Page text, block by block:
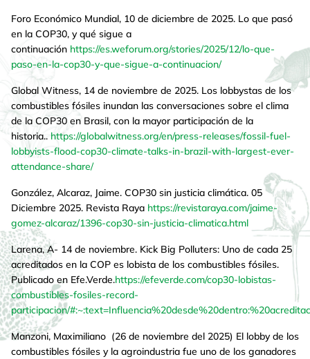
Foro Económico Mundial, 10 de diciembre de 2025. Lo que pasó
en la COP30, y qué sigue a
continuación https://es.weforum.org/stories/2025/12/lo-que-
paso-en-la-cop30-y-que-sigue-a-continuacion/
Global Witness, 14 de noviembre de 2025. Los lobbystas de los
combustibles fósiles inundan las conversaciones sobre el clima
de la COP30 en Brasil, con la mayor participación de la
historia.. https://globalwitness.org/en/press-releases/fossil-fuel-
lobbyists-flood-cop30-climate-talks-in-brazil-with-largest-ever-
attendance-share/
González, Alcaraz, Jaime. COP30 sin justicia climática. 05
Diciembre 2025. Revista Raya https://revistaraya.com/jaime-
gomez-alcaraz/1396-cop30-sin-justicia-climatica.html
Larena, A- 14 de noviembre. Kick Big Polluters: Uno de cada 25
acreditados en la COP es lobista de los combustibles fósiles.
Publicado en Efe.Verde.https://efeverde.com/cop30-lobistas-
combustibles-fosiles-record-
participacion/
Manzoni, Maximiliano (26 de noviembre del 2025) El lobby de los
combustibles fósiles y la agroindustria fue uno de los ganadores